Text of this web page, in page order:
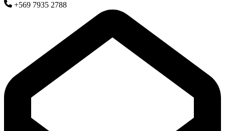
+569 7935 2788